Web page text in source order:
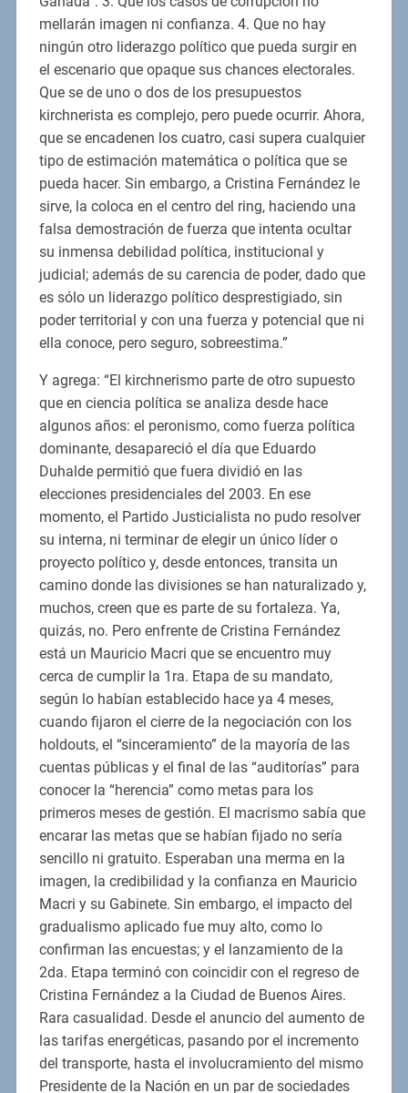
mellarán imagen ni confianza. 4. Que no hay
ningún otro liderazgo político que pueda surgir en
el escenario que opaque sus chances electorales.
Que se de uno o dos de los presupuestos
kirchnerista es complejo, pero puede ocurrir. Ahora,
que se encadenen los cuatro, casi supera cualquier
tipo de estimación matemática o política que se
pueda hacer. Sin embargo, a Cristina Fernández le
sirve, la coloca en el centro del ring, haciendo una
falsa demostración de fuerza que intenta ocultar
su inmensa debilidad política, institucional y
judicial; además de su carencia de poder, dado que
es sólo un liderazgo político desprestigiado, sin
poder territorial y con una fuerza y potencial que ni
ella conoce, pero seguro, sobreestima.”
Y agrega: “El kirchnerismo parte de otro supuesto
que en ciencia política se analiza desde hace
algunos años: el peronismo, como fuerza política
dominante, desapareció el día que Eduardo
Duhalde permitió que fuera dividió en las
elecciones presidenciales del 2003. En ese
momento, el Partido Justicialista no pudo resolver
su interna, ni terminar de elegir un único líder o
proyecto político y, desde entonces, transita un
camino donde las divisiones se han naturalizado y,
muchos, creen que es parte de su fortaleza. Ya,
quizás, no. Pero enfrente de Cristina Fernández
está un Mauricio Macri que se encuentro muy
cerca de cumplir la 1ra. Etapa de su mandato,
según lo habían establecido hace ya 4 meses,
cuando fijaron el cierre de la negociación con los
holdouts, el “sinceramiento” de la mayoría de las
cuentas públicas y el final de las “auditorías” para
conocer la “herencia” como metas para los
primeros meses de gestión. El macrismo sabía que
encarar las metas que se habían fijado no sería
sencillo ni gratuito. Esperaban una merma en la
imagen, la credibilidad y la confianza en Mauricio
Macri y su Gabinete. Sin embargo, el impacto del
gradualismo aplicado fue muy alto, como lo
confirman las encuestas; y el lanzamiento de la
2da. Etapa terminó con coincidir con el regreso de
Cristina Fernández a la Ciudad de Buenos Aires.
Rara casualidad. Desde el anuncio del aumento de
las tarifas energéticas, pasando por el incremento
del transporte, hasta el involucramiento del mismo
Presidente de la Nación en un par de sociedades